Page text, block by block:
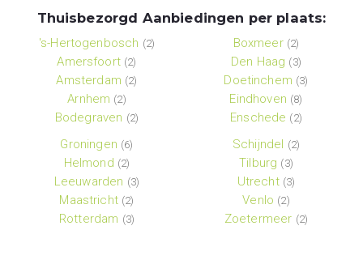
Thuisbezorgd Aanbiedingen per plaats:
's-Hertogenbosch (2)
Amersfoort (2)
Amsterdam (2)
Arnhem (2)
Bodegraven (2)
Boxmeer (2)
Den Haag (3)
Doetinchem (3)
Eindhoven (8)
Enschede (2)
Groningen (6)
Helmond (2)
Leeuwarden (3)
Maastricht (2)
Rotterdam (3)
Schijndel (2)
Tilburg (3)
Utrecht (3)
Venlo (2)
Zoetermeer (2)